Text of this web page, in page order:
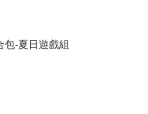
包-夏日遊戲組